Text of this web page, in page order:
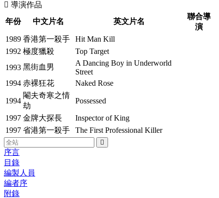
導演作品
年份
中文片名 英文片名
聯合導
演
1989 香港第一殺手
Hit Man Kill
1992 極度獵殺
Top Target
1993 黑街血男
A Dancing Boy in Underworld
Street
1994 赤裸狂花 Naked Rose
1994
閹夫奇寒之情
劫
Possessed
1997 金牌大探長
Inspector of King
1997 省港第一殺手 The First Professional Killer
序言
目錄
編製人員
編者序
附錄